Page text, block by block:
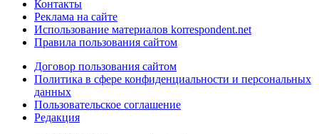
Контакты
Реклама на сайте
Использование материалов korrespondent.net
Правила пользования сайтом
Договор пользования сайтом
Политика в сфере конфиденциальности и персональных
данных
Пользовательское соглашение
Редакция